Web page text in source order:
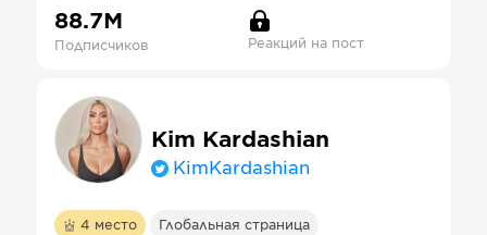
88.7М
Подписчиков Реакций на пост
Kim Kardashian
KimKardashian
4 место Глобальная страница